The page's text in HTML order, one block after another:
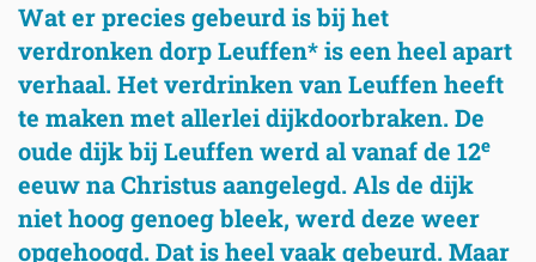
Wat er precies gebeurd is bij het
verdronken dorp Leuffen* is een heel apart
verhaal. Het verdrinken van Leuffen heeft
te maken met allerlei dijkdoorbraken. De
oude dijk bij Leuffen werd al vanaf de 12e
eeuw na Christus aangelegd. Als de dijk
niet hoog genoeg bleek, werd deze weer
opgehoogd. Dat is heel vaak gebeurd. Maar